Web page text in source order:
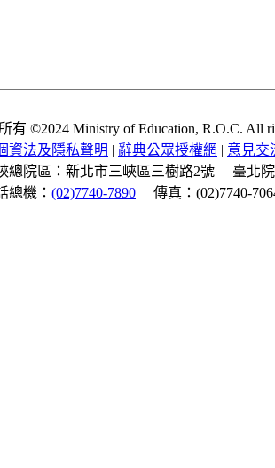
有 ©2024 Ministry of Education, R.O.C. All
資法及隱私聲明 | 辭典公眾授權網 | 意見交
總院區：新北市三峽區三樹路2號
臺北
總機： (02)7740-7890 傳真：(02)7740-